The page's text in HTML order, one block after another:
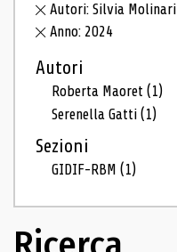
Autori: Silvia Molinari
Anno: 2024
Autori
Roberta Maoret(1)
Serenella Gatti(1)
Sezioni
GIDIF-RBM(1)